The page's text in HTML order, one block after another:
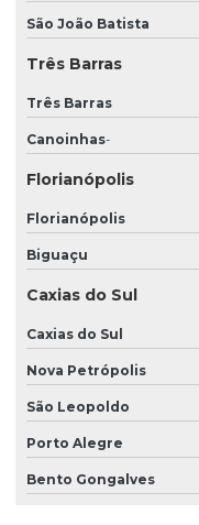
Prestação de serviços de
Prestação de serviços de
Prestação de serviços de
Prestação de serviços de
Prestação de serviços de
Prestação de serviços de
Quanto custa portaria
Recepção e segurança
Recepção serviços gerais
Recepção terceirizada
São João Batista
Três Barras
Três Barras
Canoinhas-
Florianópolis
Florianópolis
Biguaçu
Caxias do Sul
Caxias do Sul
Nova Petrópolis
São Leopoldo
Porto Alegre
Bento Gongalves